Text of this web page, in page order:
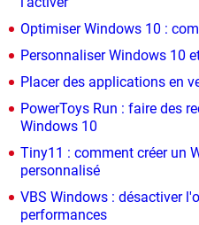
Optimiser Windows 10 :
Personnaliser Windows 10
Placer des applications en
PowerToys Run : faire des
Windows 10
Tiny11 : comment créer un
personnalisé
VBS Windows : désactiver
performances